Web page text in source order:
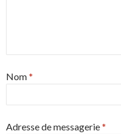
Nom*
Adresse de messagerie*